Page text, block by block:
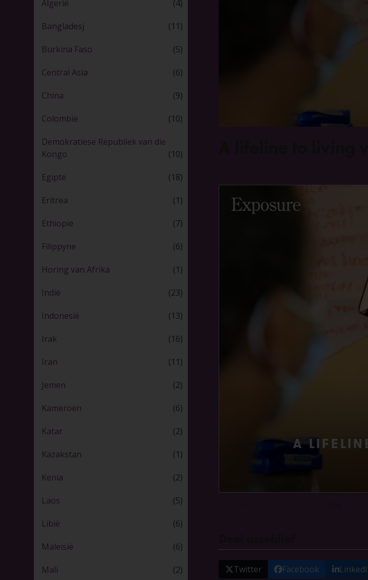
Twitter Facebook
Algerië (4)
Bangladesj (11)
Burkina Faso (5)
Central Asia (6)
China (9)
Colombië (10)
Demokratiese Republiek van die
Kongo
(10)
Egipte (18)
Eritrea (1)
Ethiopië (7)
Filippyne (6)
Horing van Afrika (1)
Indië (23)
Indonesië (13)
Irak (16)
Iran (11)
Jemen (2)
Kameroen (6)
Katar (2)
Kazakstan (1)
Kenia (2)
Laos (5)
Libië (6)
Maleisië (6)
Mali (2)